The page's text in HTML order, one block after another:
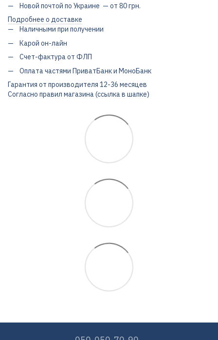
Новой почтой по Украине — от 80 грн.
Подробнее о доставке
Наличными при получении
Карой он-лайн
Счет-фактура от ФЛП
Оплата частями ПриватБанк и МоноБанк
Гарантия от производителя 12-36 месяцев
Согласно правил магазина (ссылка в шапке)